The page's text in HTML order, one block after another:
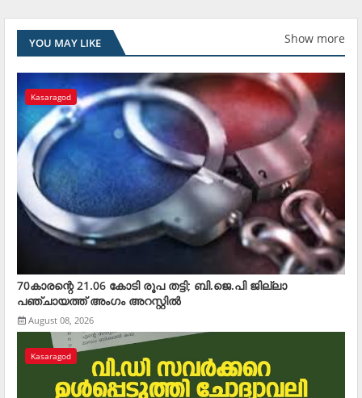
YOU MAY LIKE Show more
Kasaragod
70കാരന്റെ 21.06 കോടി രൂപ തട്ടി; ബി.ജെ.പി ജില്ലാ
പഞ്ചായത്ത് അംഗം അറസ്റ്റില്‍
August 08, 2026
Kasaragod